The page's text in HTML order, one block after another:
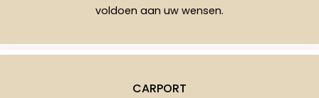
voldoen aan uw wensen.
CARPORT